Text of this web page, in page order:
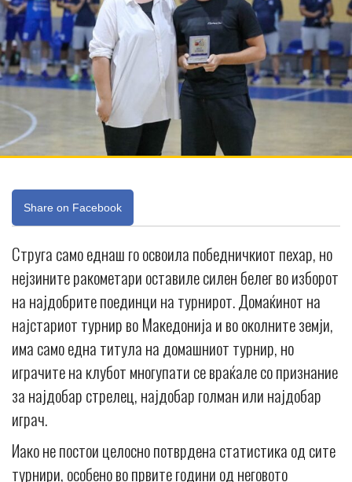
Share on Facebook
Струга само еднаш го освоила победничкиот пехар, но
нејзините ракометари оставиле силен белег во изборот
на најдобрите поединци на турнирот. Домаќинот на
најстариот турнир во Македонија и во околните земји,
има само една титула на домашниот турнир, но
играчите на клубот многупати се враќале со признание
за најдобар стрелец, најдобар голман или најдобар
играч.
Иако не постои целосно потврдена статистика од сите
турнири, особено во првите години од неговото